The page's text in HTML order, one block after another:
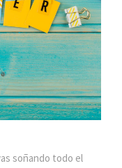
soñando todo el